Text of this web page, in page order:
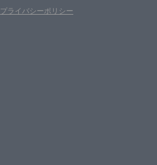
プライバシーポリシー